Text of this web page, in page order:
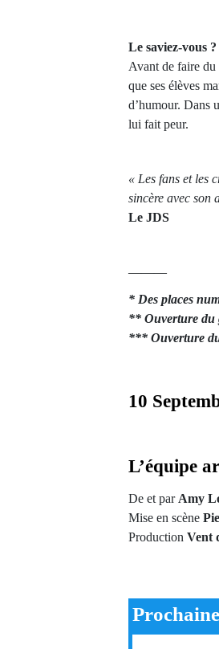
Le saviez-vous ?
Avant de faire du
que ses élèves
d’humour. Dans
lui fait peur.
« Les fans et les
sincère avec son
Le JDS
———
* Des places
** Ouverture du
*** Ouverture
10
L’équipe
De et par Amy
Mise en scène
Production Vent